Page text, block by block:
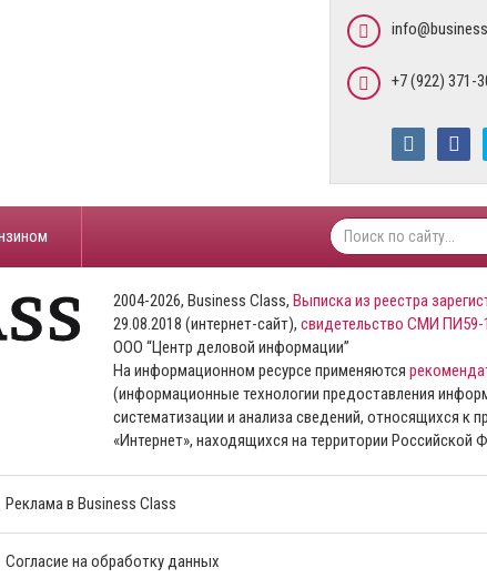
+7 (922) 371-
2004-2026, Business Class, Выписка из реестра
29.08.2018 (интернет-сайт), свидетельство СМИ ПИ59-
ООО “Центр деловой информации”
На информационном ресурсе применяются
(информационные технологии предоставления
систематизации и анализа сведений, относящихся к
«Интернет», находящихся на территории Российской
Реклама в Business Class
Согласие на обработку данных